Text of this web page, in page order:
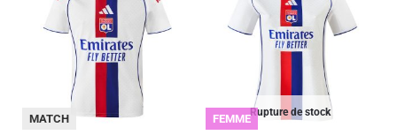
MATCH Rupture de stock
FEMME